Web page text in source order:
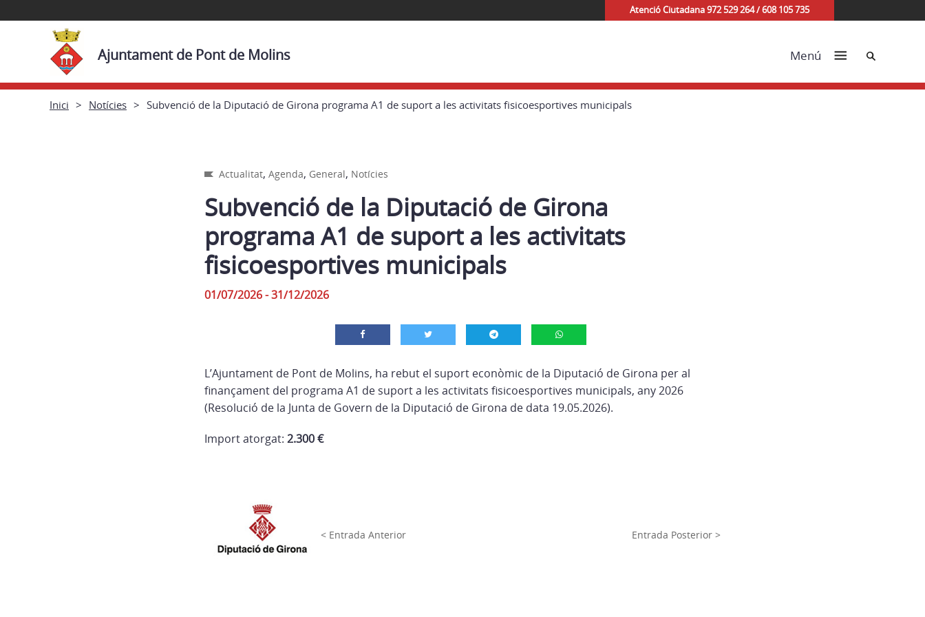
Atenció Ciutadana 972 529 264 / 608 105 735
Ajuntament de Pont de Molins Menú Cerca
Inici Notícies Subvenció de la Diputació de Girona programa A1 de suport a les activitats fisicoesportives municipals
Actualitat, Agenda, General, Notícies
Subvenció de la Diputació de Girona
programa A1 de suport a les activitats
fisicoesportives municipals
01/07/2026 - 31/12/2026
L’Ajuntament de Pont de Molins, ha rebut el suport econòmic de la Diputació de Girona per al
finançament del programa A1 de suport a les activitats fisicoesportives municipals, any 2026
(Resolució de la Junta de Govern de la Diputació de Girona de data 19.05.2026).
Import atorgat: 2.300 €
< Entrada Anterior Entrada Posterior >